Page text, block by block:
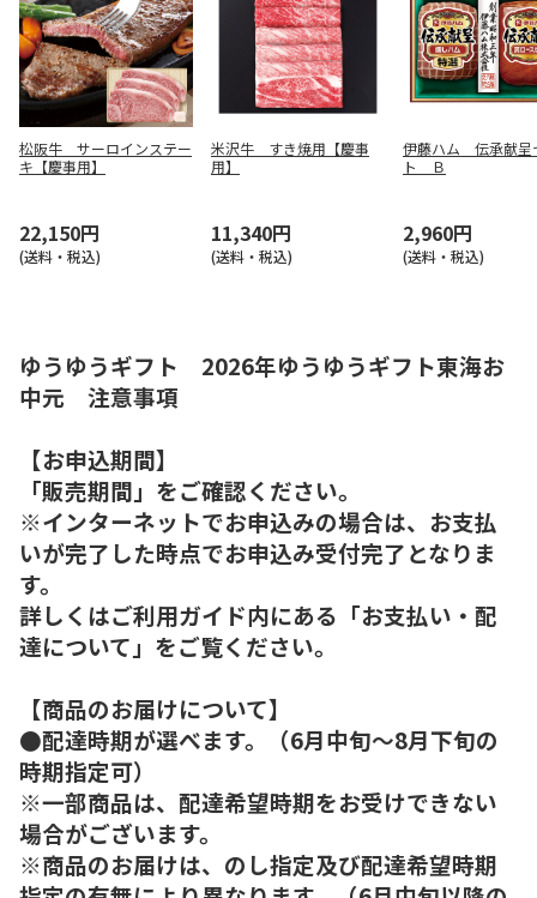
松阪牛 サーロインステー
キ【慶事用】
22,150円
(送料・税込)
米沢牛 すき焼用【慶事
用】
11,340円
(送料・税込)
伊藤ハム 伝承献呈
ト Ｂ
2,960円
(送料・税込)
ゆうゆうギフト 2026年ゆうゆうギフト東海お
中元 注意事項
【お申込期間】
「販売期間」をご確認ください。
※インターネットでお申込みの場合は、お支払
いが完了した時点でお申込み受付完了となりま
す。
詳しくはご利用ガイド内にある「お支払い・配
達について」をご覧ください。
【商品のお届けについて】
●配達時期が選べます。（6月中旬～8月下旬の
時期指定可）
※一部商品は、配達希望時期をお受けできない
場合がございます。
※商品のお届けは、のし指定及び配達希望時期